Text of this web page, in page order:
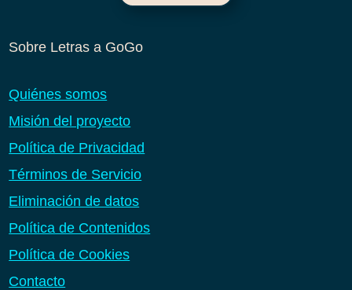
Sobre Letras a GoGo
Quiénes somos
Misión del proyecto
Política de Privacidad
Términos de Servicio
Eliminación de datos
Política de Contenidos
Política de Cookies
Contacto